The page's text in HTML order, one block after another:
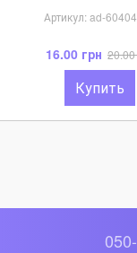
Артикул: ad-
16.00 грн 20.00
Купить